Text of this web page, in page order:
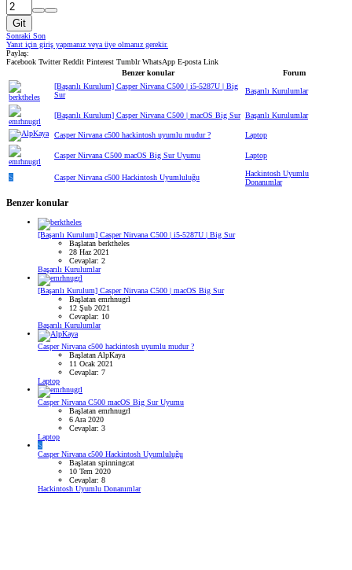
Git
Sonraki Son
Yanıt için giriş yapmanız veya üye olmanız gerekir.
Paylaş:
Facebook Twitter Reddit Pinterest Tumblr WhatsApp E-posta Link
Benzer konular
Forum
[Başarılı Kurulum] Casper Nirvana C500 | i5-5287U | Big
Sur
Başarılı Kurulumlar
[Başarılı Kurulum] Casper Nirvana C500 | macOS Big Sur Başarılı Kurulumlar
Casper Nirvana c500 hackintosh uyumlu mudur ? Laptop
Casper Nirvana C500 macOS Big Sur Uyumu Laptop
S Casper Nirvana c500 Hackintosh Uyumluluğu
Hackintosh Uyumlu
Donanımlar
Benzer konular
[Başarılı Kurulum] Casper Nirvana C500 | i5-5287U | Big Sur
Başlatan berktheles
28 Haz 2021
Cevaplar: 2
Başarılı Kurulumlar
[Başarılı Kurulum] Casper Nirvana C500 | macOS Big Sur
Başlatan emrhnugrl
12 Şub 2021
Cevaplar: 10
Başarılı Kurulumlar
Casper Nirvana c500 hackintosh uyumlu mudur ?
Başlatan AlpKaya
11 Ocak 2021
Cevaplar: 7
Laptop
Casper Nirvana C500 macOS Big Sur Uyumu
Başlatan emrhnugrl
6 Ara 2020
Cevaplar: 3
Laptop
S
Casper Nirvana c500 Hackintosh Uyumluluğu
Başlatan spinningcat
10 Tem 2020
Cevaplar: 8
Hackintosh Uyumlu Donanımlar